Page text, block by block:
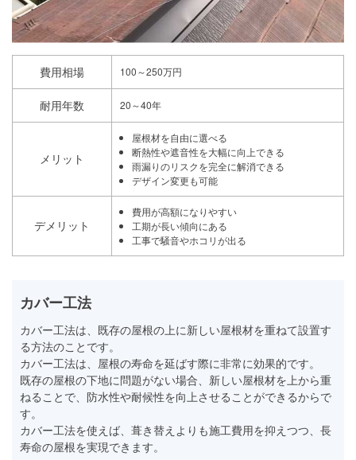
費用相場 100～250万円
耐用年数 20～40年
メリット
屋根材を自由に選べる
断熱性や遮音性を大幅に向上できる
雨漏りのリスクを完全に解消できる
デザイン変更も可能
デメリット
費用が高額になりやすい
工期が長い傾向にある
工事で騒音やホコリが出る
カバー工法
カバー工法は、既存の屋根の上に新しい屋根材を重ねて設置す
る方法のことです。
カバー工法は、屋根の寿命を延ばす際に非常に効果的です。
既存の屋根の下地に問題がない場合、新しい屋根材を上から重
ねることで、防水性や耐候性を向上させることができるからで
す。
カバー工法を使えば、葺き替えよりも施工費用を抑えつつ、長
寿命の屋根を実現できます。